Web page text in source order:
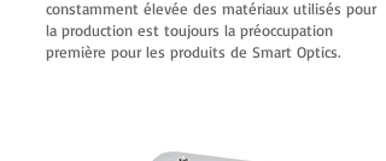
constamment élevée des matériaux utilisés pour
la production est toujours la préoccupation
première pour les produits de Smart Optics.